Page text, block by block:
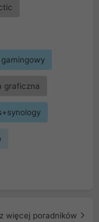
graficzna
więcej poradników